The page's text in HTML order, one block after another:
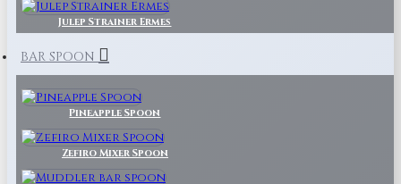
Julep Strainer Ermes
BAR SPOON
Pineapple Spoon
Zefiro Mixer Spoon